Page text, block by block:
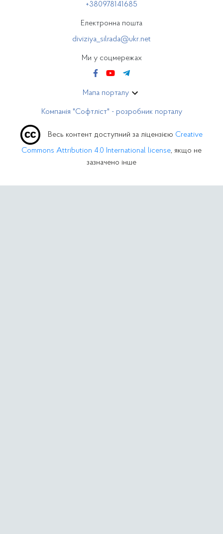
+380978141685
Електронна пошта
diviziya_silrada@ukr.net
Ми у соцмережах
Мапа порталу
Компанія "Софтліст" - розробник порталу
Весь контент доступний за ліцензією Creative
Commons Attribution 4.0 International license, якщо не
зазначено інше